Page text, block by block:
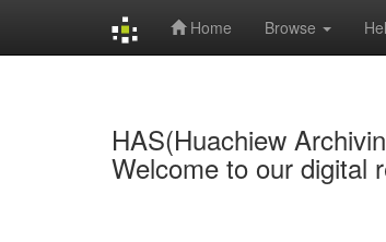
Home Browse
HAS(Huachiew
Welcome to our digital